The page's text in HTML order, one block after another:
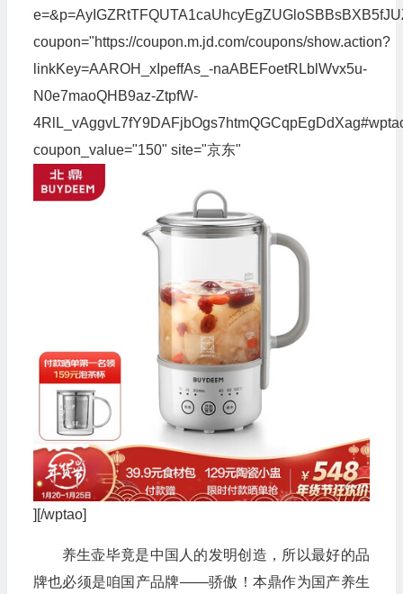
coupon="https://coupon.m.jd.com/coupons/show.action?
linkKey=AAROH_xIpeffAs_-naABEFoetRLblWvx5u-
N0e7maoQHB9az-ZtpfW-
coupon_value="150" site="京东"
][/wptao]
养生壶毕竟是中国人的发明创造，所以最好的品
牌也必须是咱国产品牌——骄傲！本鼎作为国产养生